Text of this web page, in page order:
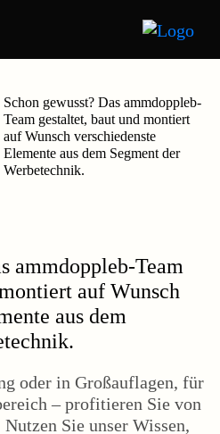
Schon gewusst? Das ammdoppleb-
Team gestaltet, baut und montiert
auf Wunsch verschiedenste
Elemente aus dem Segment der
Werbetechnik.
ammdoppleb-Team
auf Wunsch
aus dem
oder in Großauflagen, für
– profitieren Sie von
Sie unser Wissen,